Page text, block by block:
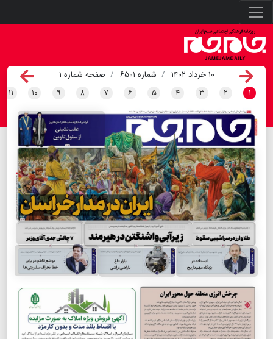
۱۰ خرداد ۱۴۰۲ شماره ۶۵۰۱
صفحه شماره ۱
۱
۲ ۳ ۴ ۵ ۶ ۷ ۸ ۹ ۱۰ ۱۱